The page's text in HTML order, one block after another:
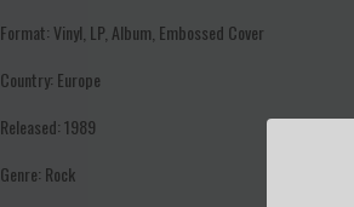
Format: Vinyl, LP, Album, Embossed Cover
Country: Europe
Released: 1989
Genre: Rock